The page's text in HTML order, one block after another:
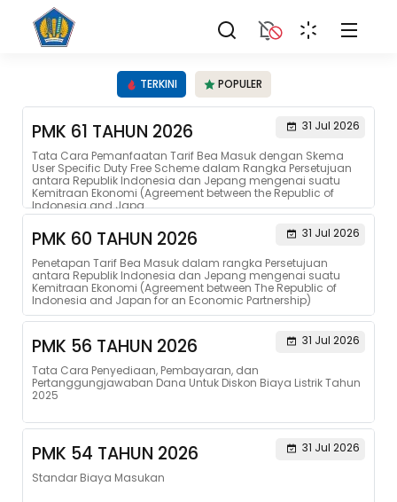
TERKINI POPULER
PMK 61 TAHUN 2026
31 Jul 2026
Tata Cara Pemanfaatan Tarif Bea Masuk dengan Skema
User Specific Duty Free Scheme dalam Rangka Persetujuan
antara Republik Indonesia dan Jepang mengenai suatu
Kemitraan Ekonomi (Agreement between the Republic of
Indonesia and Japa...
PMK 60 TAHUN 2026
31 Jul 2026
Penetapan Tarif Bea Masuk dalam rangka Persetujuan
antara Republik Indonesia dan Jepang mengenai suatu
Kemitraan Ekonomi (Agreement between The Republic of
Indonesia and Japan for an Economic Partnership)
PMK 56 TAHUN 2026
31 Jul 2026
Tata Cara Penyediaan, Pembayaran, dan
Pertanggungjawaban Dana Untuk Diskon Biaya Listrik Tahun
2025
PMK 54 TAHUN 2026
31 Jul 2026
Standar Biaya Masukan